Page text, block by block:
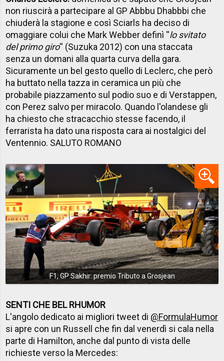
non riuscirà a partecipare al GP Abbbu Dhabbbi che
chiuderà la stagione e così Sciarls ha deciso di
omaggiare colui che Mark Webber definì ''lo svitato
del primo giro'' (Suzuka 2012) con una staccata
senza un domani alla quarta curva della gara.
Sicuramente un bel gesto quello di Leclerc, che però
ha buttato nella tazza in ceramica un più che
probabile piazzamento sul podio suo e di Verstappen,
con Perez salvo per miracolo. Quando l'olandese gli
ha chiesto che stracacchio stesse facendo, il
ferrarista ha dato una risposta cara ai nostalgici del
Ventennio. SALUTO ROMANO
F1, GP Sakhir: premio Tributo a Grosjean
SENTI CHE BEL RHUMOR
L'angolo dedicato ai migliori tweet di @FormulaHumor
si apre con un Russell che fin dal venerdì si cala nella
parte di Hamilton, anche dal punto di vista delle
richieste verso la Mercedes: